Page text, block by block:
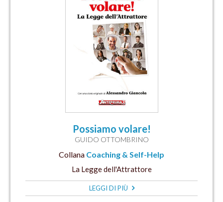
Possiamo volare!
GUIDO OTTOMBRINO
Collana Coaching & Self-Help
La Legge dell'Attrattore
LEGGI DI PIÙ